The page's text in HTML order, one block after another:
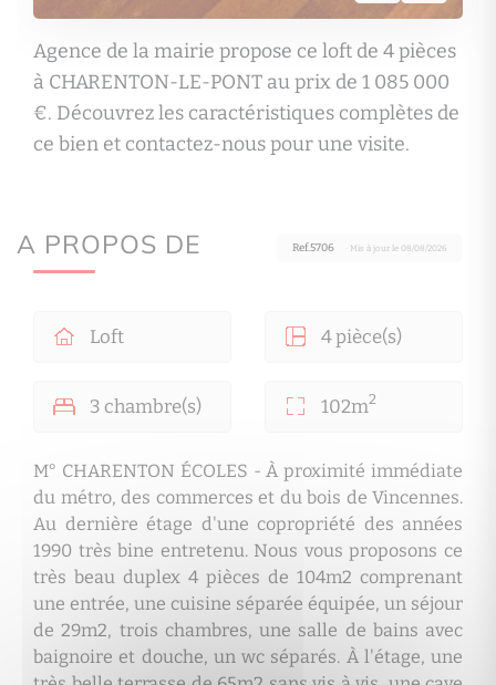
Agence de la mairie propose ce loft de 4 pièces
à CHARENTON-LE-PONT au prix de 1 085 000
€. Découvrez les caractéristiques complètes de
ce bien et contactez-nous pour une visite.
A PROPOS DE Ref.5706 · Mis à jour le 08/08/2026
Loft 4 pièce(s)
3 chambre(s) 102m2
M° CHARENTON ÉCOLES - À proximité immédiate
du métro, des commerces et du bois de Vincennes.
Au dernière étage d'une copropriété des années
1990 très bine entretenu. Nous vous proposons ce
très beau duplex 4 pièces de 104m2 comprenant
une entrée, une cuisine séparée équipée, un séjour
de 29m2, trois chambres, une salle de bains avec
baignoire et douche, un wc séparés. À l'étage, une